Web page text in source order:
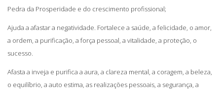
Pedra da Prosperidade e do crescimento profissional;
Ajuda a afastar a negatividade. Fortalece a saúde, a felicidade, o amor,
a ordem, a purificação, a força pessoal, a vitalidade, a proteção, o
sucesso.
Afasta a inveja e purifica a aura, a clareza mental, a coragem, a beleza,
o equilíbrio, a auto estima, as realizações pessoais, a segurança, a